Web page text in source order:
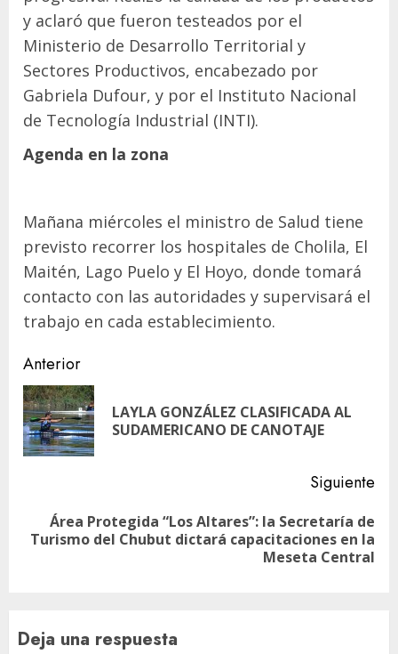
y aclaró que fueron testeados por el
Ministerio de Desarrollo Territorial y
Sectores Productivos, encabezado por
Gabriela Dufour, y por el Instituto Nacional
de Tecnología Industrial (INTI).
Agenda en la zona
Mañana miércoles el ministro de Salud tiene
previsto recorrer los hospitales de Cholila, El
Maitén, Lago Puelo y El Hoyo, donde tomará
contacto con las autoridades y supervisará el
trabajo en cada establecimiento.
Navegación
de
entradas
Anterior
LAYLA GONZÁLEZ CLASIFICADA AL
SUDAMERICANO DE CANOTAJE
Siguiente
Siguiente
Área Protegida “Los Altares”: la Secretaría de
Turismo del Chubut dictará capacitaciones en la
Meseta Central
Deja una respuesta